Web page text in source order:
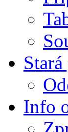
Info